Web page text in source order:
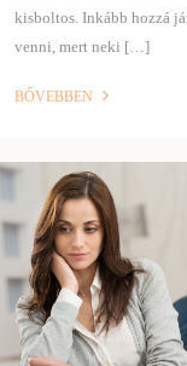
kisboltos. Inkább hozzá
venni, mert neki […]
BŐVEBBEN